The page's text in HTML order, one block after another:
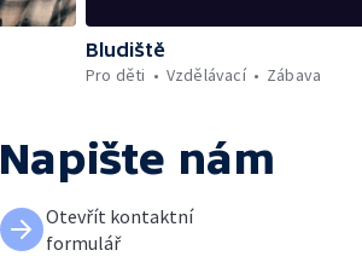
Bludiště
Pro děti
Vzdělávací Zábava
Napište nám
Otevřít kontaktní
formulář